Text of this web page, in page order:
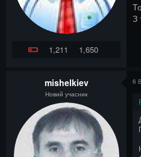
1,211 1,650
З
mishelkiev
Новий учасник
6